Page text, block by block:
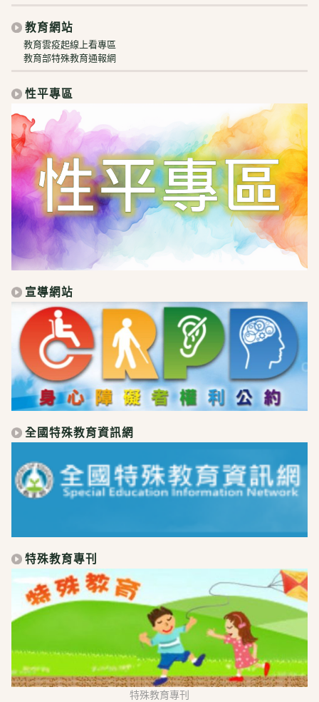
教育網站
教育雲疫起線上看專區
教育部特殊教育通報網
性平專區
宣導網站
全國特殊教育資訊網
特殊教育專刊
特殊教育專刊